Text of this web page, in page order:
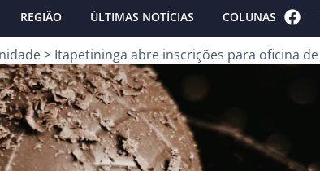
REGIÃO ÚLTIMAS NOTÍCIAS COLUNAS
> Itapetininga abre inscrições para oficina